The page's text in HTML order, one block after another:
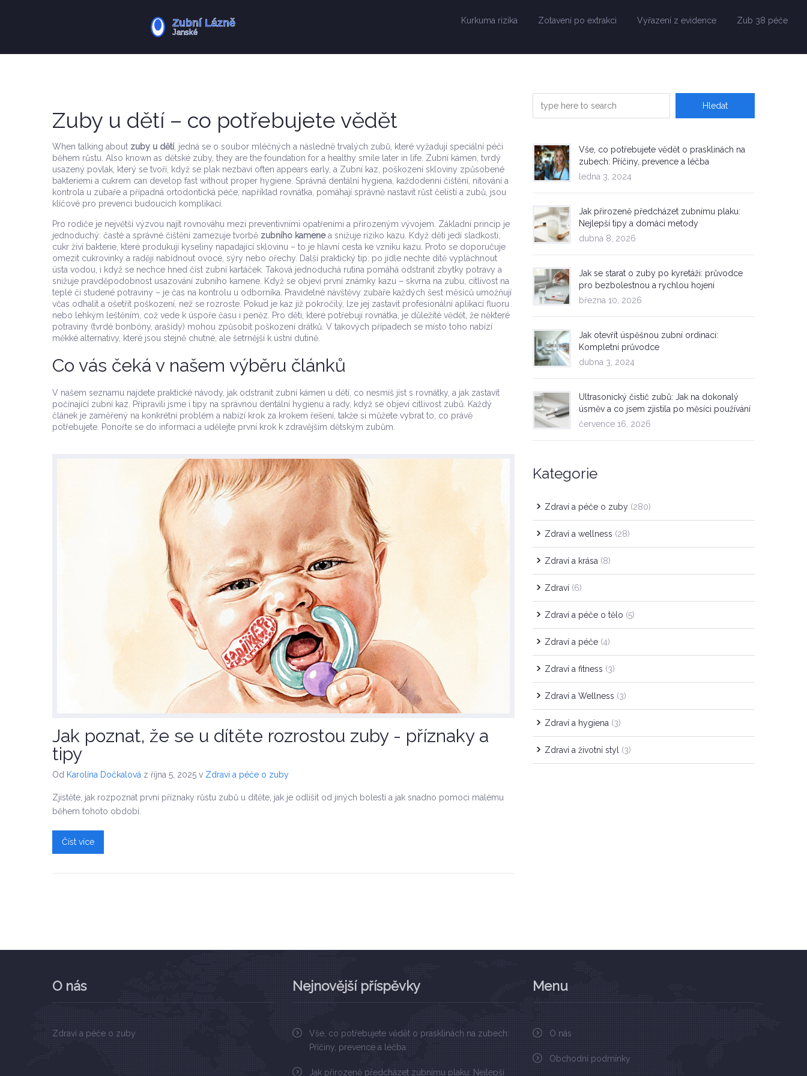
Kurkuma rizika Zotavení po extrakci Vyřazení z evidence Zub 38 péče
Zuby u dětí – co potřebujete vědět
When talking about zuby u dětí jedná se o soubor mléčných a následně trvalých zubů, které vyžadují speciální péči
během růstu . Also known as dětské zuby , they are the foundation for a healthy smile later in life. Zubní kámen tvrdý
usazený povlak, který se tvoří, když se plak nezbaví often appears early, a Zubní kaz poškození skloviny způsobené
bakteriemi a cukrem can develop fast without proper hygiene. Správná dentální hygiena
každodenní čištění, nitování a
kontrola u zubaře a případná ortodontická péče, například rovnátka pomáhají správně nastavit růst čelistí a zubů , jsou
klíčové pro prevenci budoucích komplikací.
Pro rodiče je největší výzvou najít rovnováhu mezi preventivními opatřeními a přirozeným vývojem. Základní princip je
jednoduchý: časté a správné čištění zamezuje tvorbě zubního kamenea snižuje riziko kazu. Když děti jedí sladkosti,
cukr živí bakterie, které produkují kyseliny napadající sklovinu – to je hlavní cesta ke vzniku kazu. Proto se doporučuje
omezit cukrovinky a raději nabídnout ovoce, sýry nebo ořechy. Další praktický tip: po jídle nechte dítě vypláchnout
ústa vodou, i když se nechce hned číst zubní kartáček. Taková jednoduchá rutina pomáhá odstranit zbytky potravy a
snižuje pravděpodobnost usazování zubního kamene. Když se objeví první známky kazu – skvrna na zubu, citlivost na
teplé či studené potraviny – je čas na kontrolu u odborníka. Pravidelné návštěvy zubaře každých šest měsíců umožňují
včas odhalit a ošetřit poškození, než se rozroste. Pokud je kaz již pokročilý, lze jej zastavit profesionální aplikací fluoru
nebo lehkým leštěním, což vede k úspoře času i peněz. Pro děti, které potřebují rovnátka, je důležité vědět, že některé
potraviny (tvrdé bonbóny, arašídy) mohou způsobit poškození drátků. V takových případech se místo toho nabízí
měkké alternativy, které jsou stejně chutné, ale šetrnější k ústní dutině.
Co vás čeká v našem výběru článků
V našem seznamu najdete praktické návody, jak odstranit zubní kámen u dětí, co nesmíš jíst s rovnátky, a jak zastavit
počínající zubní kaz. Připravili jsme i tipy na správnou dentální hygienu a rady, když se objeví citlivost zubů. Každý
článek je zaměřený na konkrétní problém a nabízí krok za krokem řešení, takže si můžete vybrat to, co právě
potřebujete. Ponořte se do informací a udělejte první krok k zdravějším dětským zubům.
Jak poznat, že se u dítěte rozrostou zuby - příznaky a
tipy
Od Karolína Dočkalová z října 5, 2025 v Zdraví a péče o zuby
Zjistěte, jak rozpoznat první příznaky růstu zubů u dítěte, jak je odlišit od jiných bolestí a jak snadno pomoci malému
během tohoto období.
Číst více
Vše, co potřebujete vědět o prasklinách na
zubech: Příčiny, prevence a léčba
ledna 3, 2024
Jak přirozeně předcházet zubnímu plaku:
Nejlepší tipy a domácí metody
dubna 8, 2026
Jak se starat o zuby po kyretáži: průvodce
pro bezbolestnou a rychlou hojení
března 10, 2026
Jak otevřít úspěšnou zubní ordinaci:
Kompletní průvodce
dubna 3, 2024
Ultrasonický čistič zubů: Jak na dokonalý
úsměv a co jsem zjistila po měsíci používání
července 16, 2026
Kategorie
Zdraví a péče o zuby (280)
Zdraví a wellness (28)
Zdraví a krása (8)
Zdraví (6)
Zdraví a péče o tělo (5)
Zdraví a péče (4)
Zdraví a fitness (3)
Zdraví a Wellness (3)
Zdraví a hygiena (3)
Zdraví a životní styl (3)
O nás
Zdraví a péče o zuby
Nejnovější příspěvky
Vše, co potřebujete vědět o prasklinách na zubech:
Příčiny, prevence a léčba
Jak přirozeně předcházet zubnímu plaku: Nejlepší
Menu
O nás
Obchodní podmínky